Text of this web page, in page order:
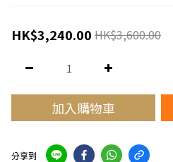
HK$3,240.00 HK$3,600.00
加入購物車
分享到